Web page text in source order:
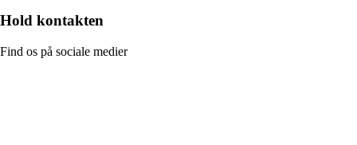
Hold kontakten
Find os på sociale medier